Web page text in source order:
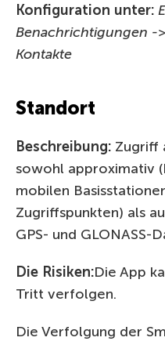
Konfiguration unter:
Benachrichtigungen -
Kontakte
Standort
Beschreibung: Zugriff
sowohl approximativ
mobilen
Zugriffspunkten) als
GPS- und GLONASS-
Die Risiken:Die App
Tritt verfolgen.
Die Verfolgung der